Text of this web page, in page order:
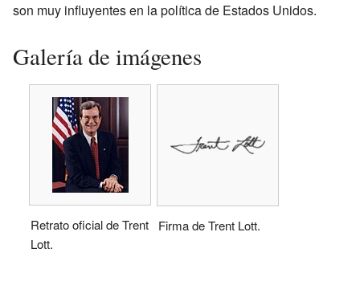
son muy influyentes en la política de Estados Unidos.
Galería de imágenes
Retrato oficial de Trent
Lott.
Firma de Trent Lott.